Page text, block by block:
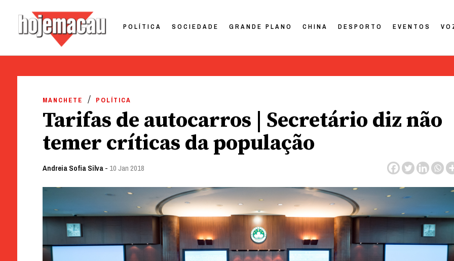
POLÍTICA SOCIEDADE GRANDE PLANO CHINA DESPORTO EVENTOS
MANCHETE POLÍTICA
Tarifas de autocarros | Secretário diz não
temer críticas da população
Andreia Sofia Silva- 10 Jan 2018